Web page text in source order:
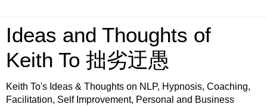
Ideas and Thoughts of
Keith To 拙劣迂愚
Keith To's Ideas & Thoughts on NLP, Hypnosis, Coaching,
Facilitation, Self Improvement, Personal and Business